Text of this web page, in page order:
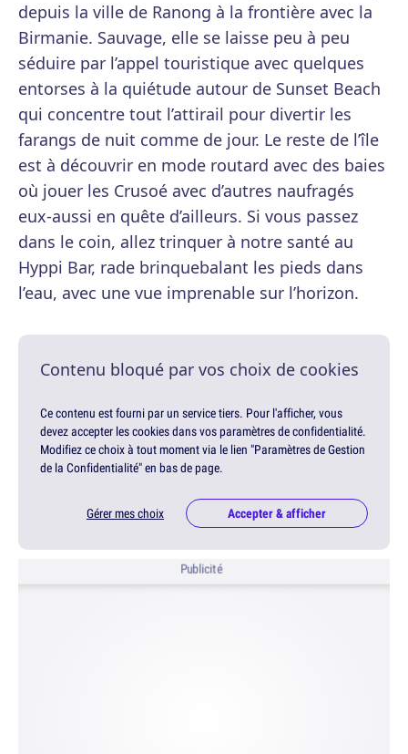
depuis la ville de Ranong à la frontière avec la
Birmanie. Sauvage, elle se laisse peu à peu
séduire par l’appel touristique avec quelques
entorses à la quiétude autour de Sunset Beach
qui concentre tout l’attirail pour divertir les
farangs de nuit comme de jour. Le reste de l’île
est à découvrir en mode routard avec des baies
où jouer les Crusoé avec d’autres naufragés
eux-aussi en quête d’ailleurs. Si vous passez
dans le coin, allez trinquer à notre santé au
Hyppi Bar, rade brinquebalant les pieds dans
l’eau, avec une vue imprenable sur l’horizon.
Contenu bloqué par vos choix de cookies
Ce contenu est fourni par un service tiers. Pour l'afficher, vous
devez accepter les cookies dans vos paramètres de confidentialité.
Modifiez ce choix à tout moment via le lien "Paramètres de Gestion
de la Confidentialité" en bas de page.
Gérer mes choix Accepter & afficher
Publicité